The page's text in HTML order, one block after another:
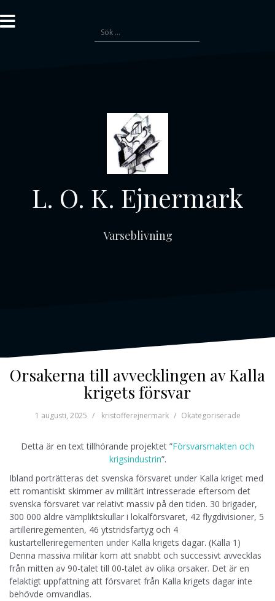
till
innehåll
Sök
efter:
L. O. K. Ejnermark
Varseblivning
Orsakerna till avvecklingen av Kalla
krigets försvar
1 augusti, 2025 kristofferejnermark Okategoriserade
Detta är en text tillhörande projektet ”Försvarsmakten och
krigsindustrin”.
Ibland porträtteras det svenska försvaret under Kalla kriget med
ett romantiskt skimmer av militärt intresserade eftersom det
svenska försvaret var relativt massiv på den tiden. 30 brigader,
300 000 äldre värnpliktskullar i lokalförsvaret, 42 flygdivisioner, 5
artilleriregementen, 46 ytstridsfartyg och 4
kustartelleriregementen under Kalla krigets dagar. (Källa 1)
Denna massiva militär kom att snabbt och successivt avvecklas
från mitten av 90-talet till 00-talet av olika orsaker. Det är en
felaktigt uppfattning att försvaret från Kalla krigets dagar inte
behövde omvandlas.